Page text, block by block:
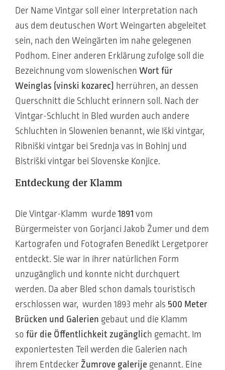
Der Name Vintgar soll einer Interpretation nach
aus dem deutuschen Wort Weingarten abgeleitet
sein, nach den Weingärten im nahe gelegenen
Podhom. Einer anderen Erklärung zufolge soll die
Bezeichnung vom slowenischen Wort für
Weinglas (vinski kozarec) herrühren, an dessen
Querschnitt die Schlucht erinnern soll. Nach der
Vintgar-Schlucht in Bled wurden auch andere
Schluchten in Slowenien benannt, wie Iški vintgar,
Ribniški vintgar bei Srednja vas in Bohinj und
Bistriški vintgar bei Slovenske Konjice.
Entdeckung der Klamm
Die Vintgar-Klamm wurde 1891 vom
Bürgermeister von Gorjanci Jakob Žumer und dem
Kartografen und Fotografen Benedikt Lergetporer
entdeckt. Sie war in ihrer natürlichen Form
unzugänglich und konnte nicht durchquert
werden. Da aber Bled schon damals touristisch
erschlossen war, wurden 1893 mehr als 500 Meter
Brücken und Galerien gebaut und die Klamm
so für die Öffentlichkeit zugänglich gemacht. Im
exponiertesten Teil werden die Galerien nach
ihrem Entdecker Žumrove galerije genannt. Eine